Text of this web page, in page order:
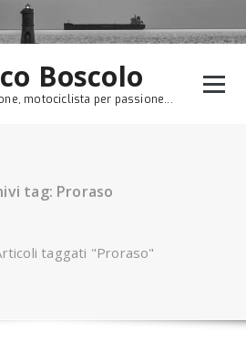
Boscolo
motociclista per passione...
tag: Proraso
taggati "Proraso"